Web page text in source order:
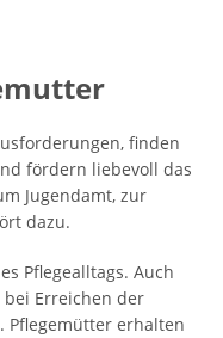
finden
fördern liebevoll das
Jugendamt, zur
dazu.
Pflegealltags. Auch
Erreichen der
Pflegemütter erhalten